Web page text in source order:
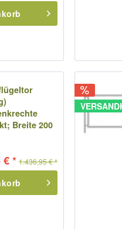
Breite 200
€ * 1.436,95 € *